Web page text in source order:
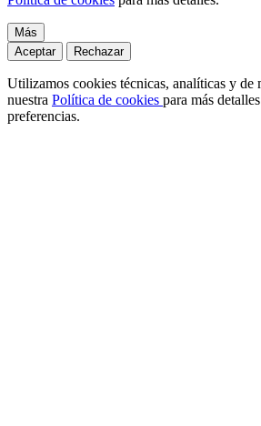
Más
Aceptar
Rechazar
Utilizamos cookies técnicas, analíticas y de
nuestra Política de cookies para más
preferencias.